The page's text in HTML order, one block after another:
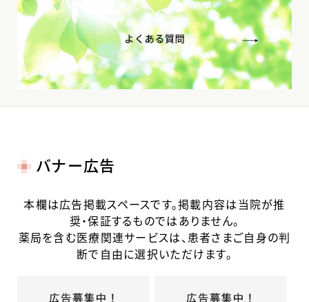
バナー広告
本欄は広告掲載スペースです。掲載内容は当院が推
奨・保証するものではありません。
薬局を含む医療関連サービスは、患者さまご自身の判
断で自由に選択いただけます。